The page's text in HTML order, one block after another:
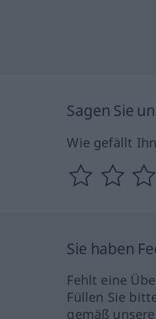
Sagen Sie
Wie gefällt
Sie haben
Fehlt eine
Füllen Sie
gemäß